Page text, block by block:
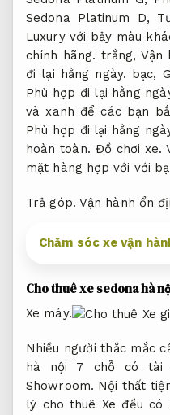
Sedona Platinum D,
Luxury với bảy màu
chính hãng. trắng, Vận
đi lại hằng ngày. bạc,
Phù hợp đi lại hằng
và xanh để các bạn
Phù hợp đi lại hằng
hoàn toàn. Đồ chơi xe.
mặt hàng hợp với với
Trả góp. Vận hành ổn
Chăm sóc xe vận
Cho thuê xe sedona hà
Xe máy.
Nhiều người thắc mắc
hà nội 7 chỗ có tài
Showroom. Nội thất
lý cho thuê Xe đều có